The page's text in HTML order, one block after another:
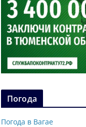
Погода
Погода в Вагае